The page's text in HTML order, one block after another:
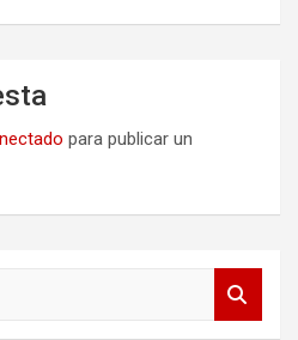
para publicar un